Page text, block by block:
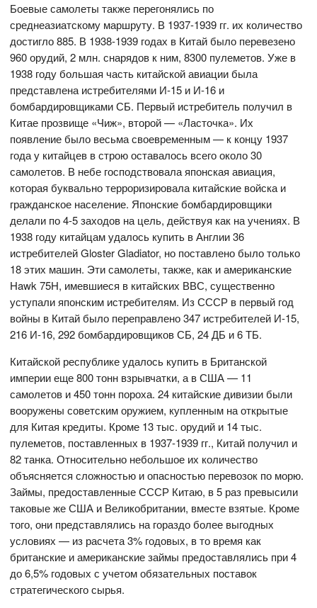
Боевые самолеты также перегонялись по
среднеазиатскому маршруту. В 1937-1939 гг. их количество
достигло 885. В 1938-1939 годах в Китай было перевезено
960 орудий, 2 млн. снарядов к ним, 8300 пулеметов. Уже в
1938 году большая часть китайской авиации была
представлена истребителями И-15 и И-16 и
бомбардировщиками СБ. Первый истребитель получил в
Китае прозвище «Чиж», второй — «Ласточка». Их
появление было весьма своевременным — к концу 1937
года у китайцев в строю оставалось всего около 30
самолетов. В небе господствовала японская авиация,
которая буквально терроризировала китайские войска и
гражданское население. Японские бомбардировщики
делали по 4-5 заходов на цель, действуя как на учениях. В
1938 году китайцам удалось купить в Англии 36
истребителей Gloster Gladiator, но поставлено было только
18 этих машин. Эти самолеты, также, как и американские
Hawk 75H, имевшиеся в китайских ВВС, существенно
уступали японским истребителям. Из СССР в первый год
войны в Китай было переправлено 347 истребителей И-15,
216 И-16, 292 бомбардировщиков СБ, 24 ДБ и 6 ТБ.
Китайской республике удалось купить в Британской
империи еще 800 тонн взрывчатки, а в США — 11
самолетов и 450 тонн пороха. 24 китайские дивизии были
вооружены советским оружием, купленным на открытые
для Китая кредиты. Кроме 13 тыс. орудий и 14 тыс.
пулеметов, поставленных в 1937-1939 гг., Китай получил и
82 танка. Относительно небольшое их количество
объясняется сложностью и опасностью перевозок по морю.
Займы, предоставленные СССР Китаю, в 5 раз превысили
таковые же США и Великобритании, вместе взятые. Кроме
того, они представлялись на гораздо более выгодных
условиях — из расчета 3% годовых, в то время как
британские и американские займы предоставлялись при 4
до 6,5% годовых с учетом обязательных поставок
стратегического сырья.